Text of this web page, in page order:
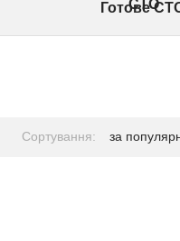
Готове
Сортування: за